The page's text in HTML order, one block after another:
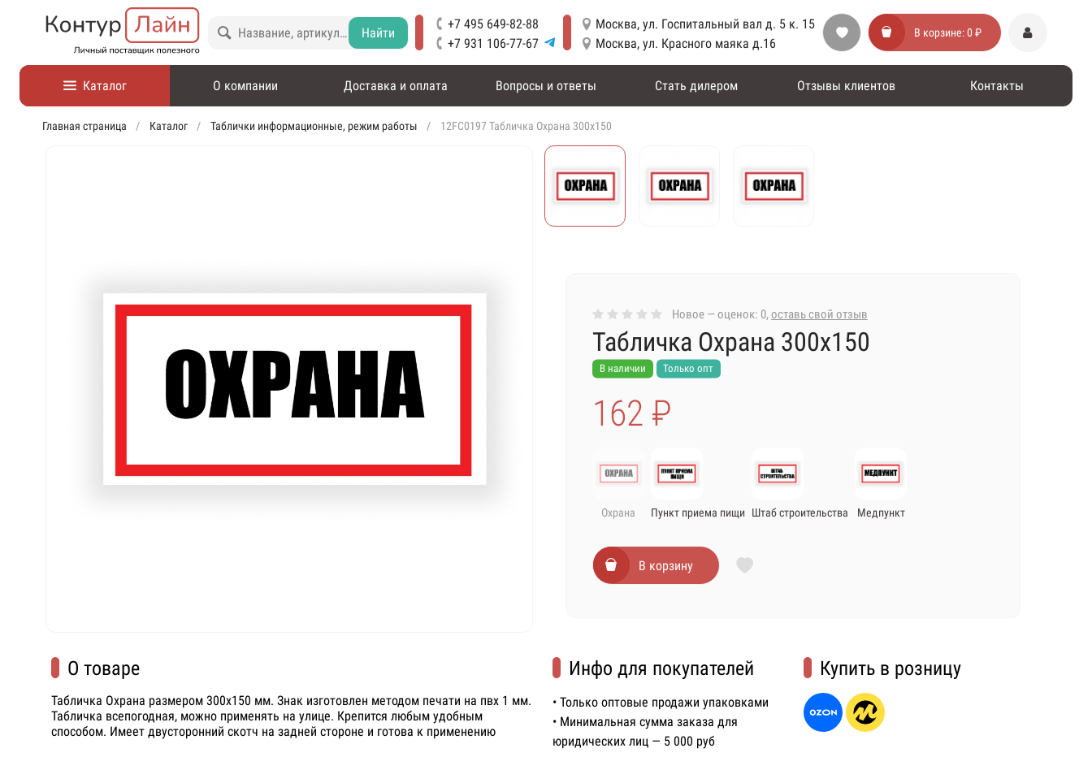
Найти
+7 495 649-82-88
+7 931 106-77-67
Москва, ул. Госпитальный вал д. 5 к. 15
Москва, ул. Красного маяка д.16
В корзине:0 ₽
Каталог О компании Доставка и оплата Вопросы и ответы Стать дилером Отзывы клиентов Контакты
Главная страница Каталог Таблички информационные, режим работы 12FC0197 Табличка Охрана 300х150
Новое — оценок: 0, оставь свой отзыв
Табличка Охрана 300х150
В наличии Только опт
162 ₽
Охрана Пункт приема пищи Штаб строительства Медпункт
В корзину
О товаре
Табличка Охрана размером 300х150 мм. Знак изготовлен методом печати на пвх 1 мм.
Табличка всепогодная, можно применять на улице. Крепится любым удобным
способом. Имеет двусторонний скотч на задней стороне и готова к применению
Инфо для покупателей
• Только оптовые продажи упаковками
• Минимальная сумма заказа для
юридических лиц — 5 000 руб
Купить в розницу